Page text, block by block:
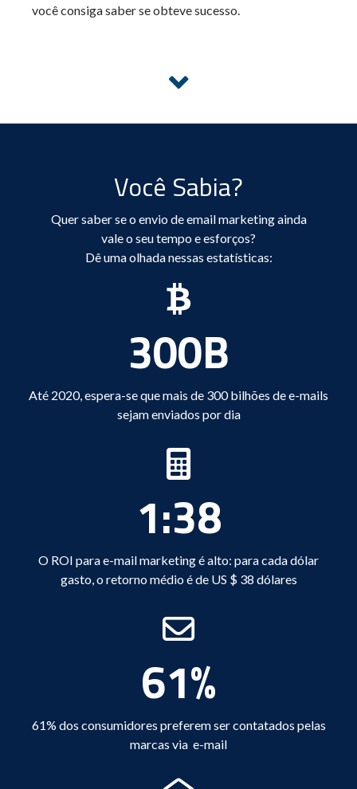
você consiga saber se obteve sucesso.
Você Sabia?
Quer saber se o envio de email marketing ainda
vale o seu tempo e esforços?
Dê uma olhada nessas estatísticas:
300B
Até 2020, espera-se que mais de 300 bilhões de e-mails
sejam enviados por dia
1:38
O ROI para e-mail marketing é alto: para cada dólar
gasto, o retorno médio é de US $ 38 dólares
61%
61% dos consumidores preferem ser contatados pelas
marcas via e-mail